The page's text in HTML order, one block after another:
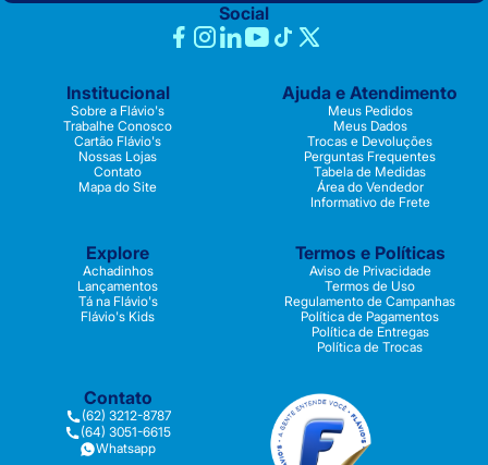
Social
Institucional
Sobre a Flávio's
Trabalhe Conosco
Cartão Flávio's
Nossas Lojas
Contato
Mapa do Site
Ajuda e Atendimento
Meus Pedidos
Meus Dados
Trocas e Devoluções
Perguntas Frequentes
Tabela de Medidas
Área do Vendedor
Informativo de Frete
Explore
Achadinhos
Lançamentos
Tá na Flávio's
Flávio's Kids
Termos e Políticas
Aviso de Privacidade
Termos de Uso
Regulamento de Campanhas
Política de Pagamentos
Política de Entregas
Política de Trocas
Contato
(62) 3212-8787
(64) 3051-6615
Whatsapp